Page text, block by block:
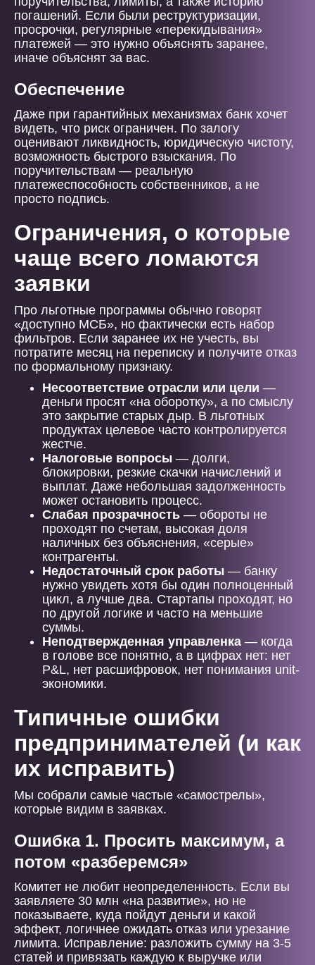
погашений. Если были реструктуризации,
просрочки, регулярные «перекидывания»
платежей — это нужно объяснять заранее,
иначе объяснят за вас.
Обеспечение
Даже при гарантийных механизмах банк хочет
видеть, что риск ограничен. По залогу
оценивают ликвидность, юридическую чистоту,
возможность быстрого взыскания. По
поручительствам — реальную
платежеспособность собственников, а не
просто подпись.
Ограничения, о которые
чаще всего ломаются
заявки
Про льготные программы обычно говорят
«доступно МСБ», но фактически есть набор
фильтров. Если заранее их не учесть, вы
потратите месяц на переписку и получите отказ
по формальному признаку.
Несоответствие отрасли или цели —
деньги просят «на оборотку», а по смыслу
это закрытие старых дыр. В льготных
продуктах целевое часто контролируется
жестче.
Налоговые вопросы — долги,
блокировки, резкие скачки начислений и
выплат. Даже небольшая задолженность
может остановить процесс.
Слабая прозрачность — обороты не
проходят по счетам, высокая доля
наличных без объяснения, «серые»
контрагенты.
Недостаточный срок работы — банку
нужно увидеть хотя бы один полноценный
цикл, а лучше два. Стартапы проходят, но
по другой логике и часто на меньшие
суммы.
Неподтвержденная управленка — когда
в голове все понятно, а в цифрах нет: нет
P&L, нет расшифровок, нет понимания unit-
экономики.
Типичные ошибки
предпринимателей (и как
их исправить)
Мы собрали самые частые «самострелы»,
которые видим в заявках.
Ошибка 1. Просить максимум, а
потом «разберемся»
Комитет не любит неопределенность. Если вы
заявляете 30 млн «на развитие», но не
показываете, куда пойдут деньги и какой
эффект, логичнее ожидать отказ или урезание
лимита. Исправление: разложить сумму на 3-5
статей и привязать каждую к выручке или